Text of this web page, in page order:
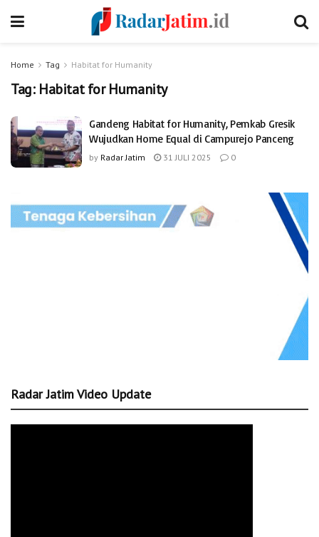
Home Tag Habitat for Humanity
Tag: Habitat for Humanity
Gandeng Habitat for Humanity, Pemkab Gresik
Wujudkan Home Equal di Campurejo Panceng
by Radar Jatim 31 JULI 2025 0
Radar Jatim Video Update